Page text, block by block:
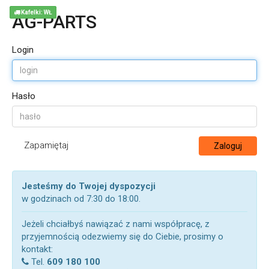
AG-PARTS
Login
Hasło
Zapamiętaj Zaloguj
Jesteśmy do Twojej dyspozycji
w godzinach od 7:30 do 18:00.
Jeżeli chciałbyś nawiązać z nami współpracę, z
przyjemnością odezwiemy się do Ciebie, prosimy o
kontakt:
Tel. 609 180 100
Kafelki: WŁ